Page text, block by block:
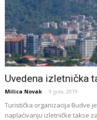
Uvedena izletnička
Milica Novak - 9 јула, 2019
Turistička organizacija Budve
naplaćivanju izletničke takse